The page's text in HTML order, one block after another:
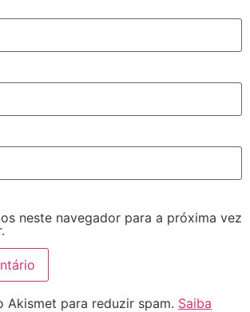
neste navegador para a próxima vez
Akismet para reduzir spam. Saiba